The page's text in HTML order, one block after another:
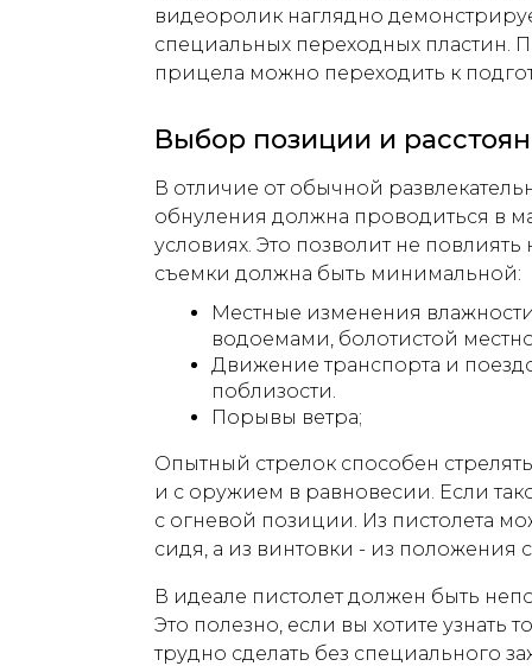
видеоролик наглядно
специальных переходных пластин.
прицела можно переходить к
Выбор позиции и
В отличие от обычной
обнуления должна проводиться в
условиях. Это позволит не
съемки должна быть минимальной:
Местные изменения
водоемами, болотистой
Движение транспорта и
поблизости.
Порывы ветра;
Опытный стрелок способен
и с оружием в равновесии. Если
с огневой позиции. Из пистолета
сидя, а из винтовки - из положения
В идеале пистолет должен быть
Это полезно, если вы хотите узнать
трудно сделать без специального